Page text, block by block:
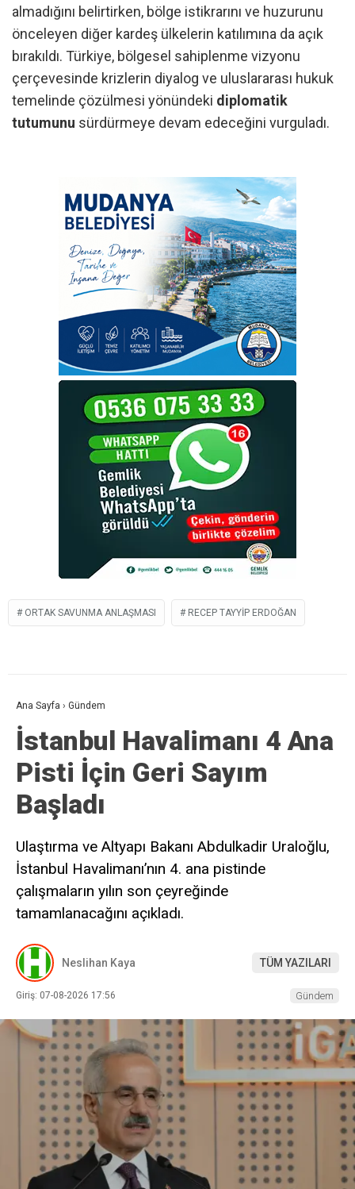
almadığını belirtirken, bölge istikrarını ve huzurunu
önceleyen diğer kardeş ülkelerin katılımına da açık
bırakıldı. Türkiye, bölgesel sahiplenme vizyonu
çerçevesinde krizlerin diyalog ve uluslararası hukuk
temelinde çözülmesi yönündeki diplomatik
tutumunu sürdürmeye devam edeceğini vurguladı.
ORTAK SAVUNMA ANLAŞMASI RECEP TAYYIP ERDOĞAN
Ana Sayfa › Gündem
İstanbul Havalimanı 4 Ana
Pisti İçin Geri Sayım
Başladı
Ulaştırma ve Altyapı Bakanı Abdulkadir Uraloğlu,
İstanbul Havalimanı’nın 4. ana pistinde
çalışmaların yılın son çeyreğinde
tamamlanacağını açıkladı.
Neslihan Kaya TÜM YAZILARI
Giriş: 07-08-2026 17:56 Gündem